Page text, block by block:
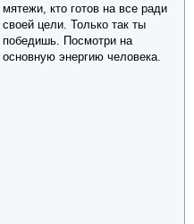
мятежи, кто готов на все ради
своей цели. Только так ты
победишь. Посмотри на
основную энергию человека.